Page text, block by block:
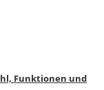
Funktionen und